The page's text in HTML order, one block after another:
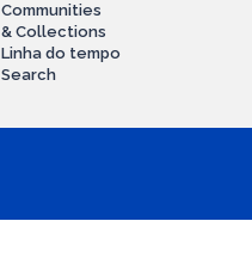
Communities
& Collections
Linha do tempo
Search